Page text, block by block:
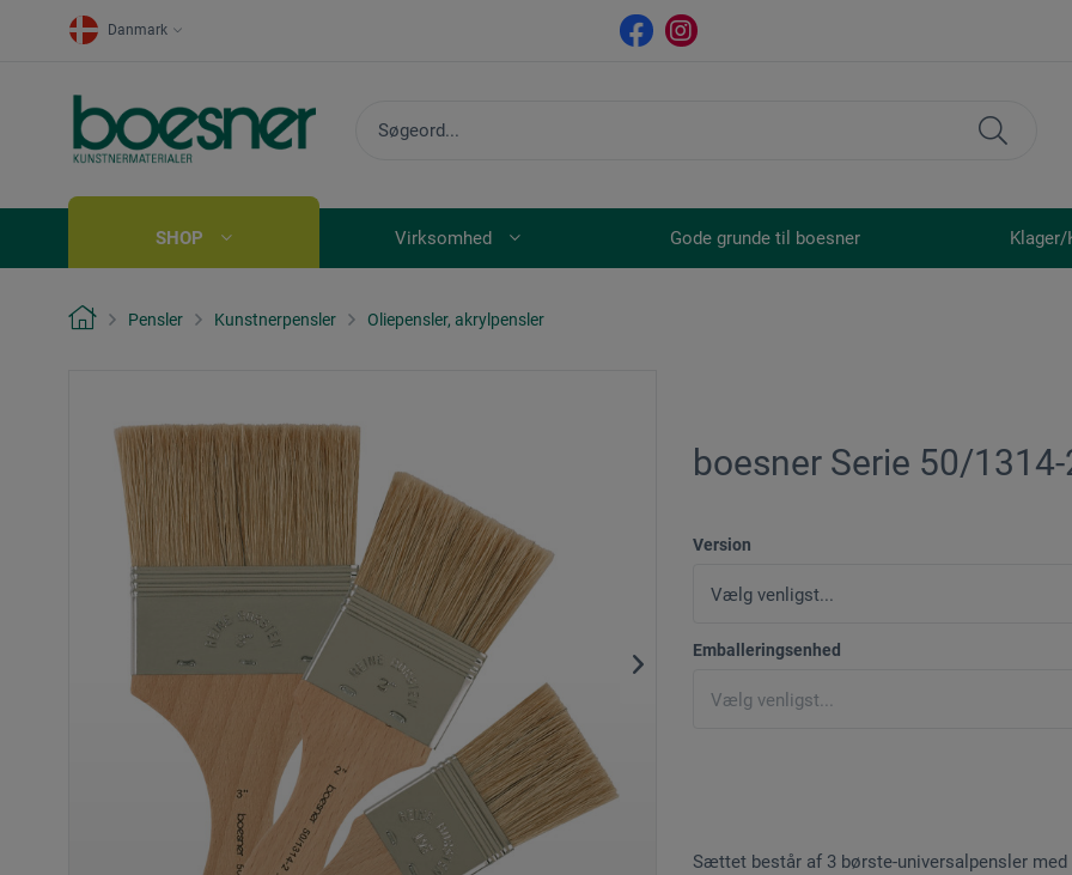
Danmark
SHOP Virksomhed Gode grunde til boesner
Pensler Kunstnerpensler Oliepensler, akrylpensler
boesner Serie 50/
Version
Emballeringsenhed
Sættet består af 3 børste-universalpensler